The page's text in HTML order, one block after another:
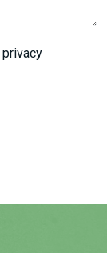
privacy